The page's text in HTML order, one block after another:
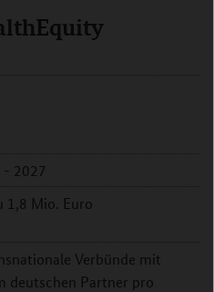
- 2027
1,8 Mio. Euro
Verbünde mit
deutschen Partner pro